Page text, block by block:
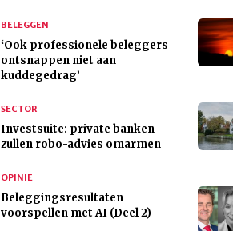
BELEGGEN
‘Ook professionele beleggers
ontsnappen niet aan
kuddegedrag’
SECTOR
Investsuite: private banken
zullen robo-advies omarmen
OPINIE
Beleggingsresultaten
voorspellen met AI (Deel 2)